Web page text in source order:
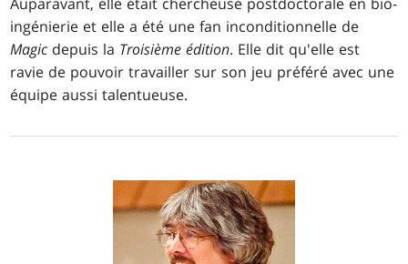
ingénierie et elle a été une fan inconditionnelle de
Magic depuis la Troisième édition. Elle dit qu'elle est
ravie de pouvoir travailler sur son jeu préféré avec une
équipe aussi talentueuse.